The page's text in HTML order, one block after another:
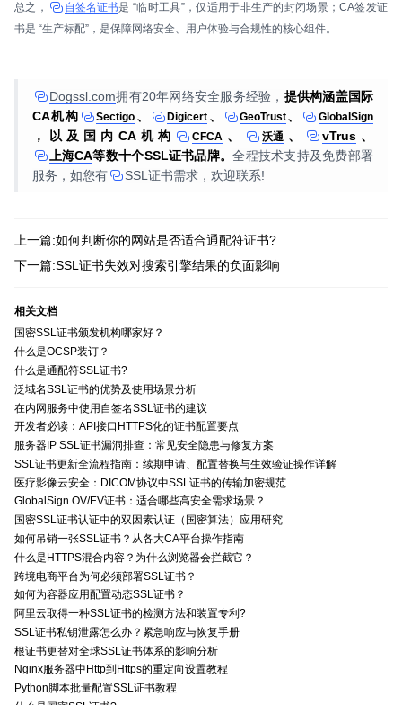
总之， 自签名证书是 “临时工具”，仅适用于非生产的封闭场景；CA签发证
书是 “生产标配”，是保障网络安全、用户体验与合规性的核心组件。
Dogssl.com拥有20年网络安全服务经验， 提供构涵盖国际
CA机构
Sectigo 、 Digicert 、 GeoTrust、 GlobalSign
，以及国内CA机构 CFCA 、 沃通 、 vTrus、
上海CA等数十个SSL证书品牌。全程技术支持及免费部署
服务，如您有
SSL证书需求，欢迎联系!
上一篇:如何判断你的网站是否适合通配符证书?
下一篇:SSL证书失效对搜索引擎结果的负面影响
相关文档
国密SSL证书颁发机构哪家好？
什么是OCSP装订？
什么是通配符SSL证书?
泛域名SSL证书的优势及使用场景分析
在内网服务中使用自签名SSL证书的建议
开发者必读：API接口HTTPS化的证书配置要点
服务器IP SSL证书漏洞排查：常见安全隐患与修复方案
SSL证书更新全流程指南：续期申请、配置替换与生效验证操作详解
医疗影像云安全：DICOM协议中SSL证书的传输加密规范
GlobalSign OV/EV证书：适合哪些高安全需求场景？
国密SSL证书认证中的双因素认证（国密算法）应用研究
如何吊销一张SSL证书？从各大CA平台操作指南
什么是HTTPS混合内容？为什么浏览器会拦截它？
跨境电商平台为何必须部署SSL证书？
如何为容器应用配置动态SSL证书？
阿里云取得一种SSL证书的检测方法和装置专利?
SSL证书私钥泄露怎么办？紧急响应与恢复手册
根证书更替对全球SSL证书体系的影响分析
Nginx服务器中Http到Https的重定向设置教程
Python脚本批量配置SSL证书教程